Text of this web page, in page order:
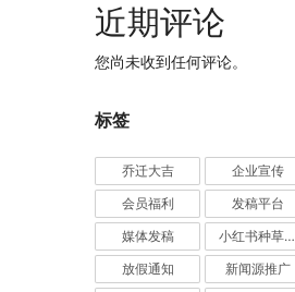
近期评论
您尚未收到任何评论。
标签
乔迁大吉 企业宣传
会员福利 发稿平台
媒体发稿 小红书种草推广
放假通知 新闻源推广